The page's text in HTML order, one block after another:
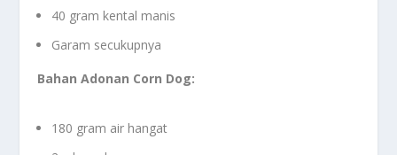
40 gram kental manis
Garam secukupnya
Bahan Adonan Corn Dog:
180 gram air hangat